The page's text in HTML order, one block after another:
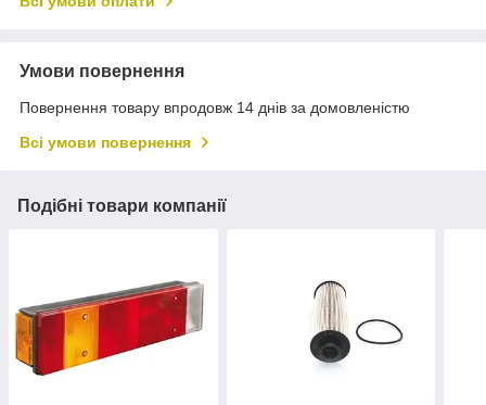
Умови повернення
Повернення товару впродовж 14 днів за домовленістю
Всі умови повернення
Подібні товари компанії